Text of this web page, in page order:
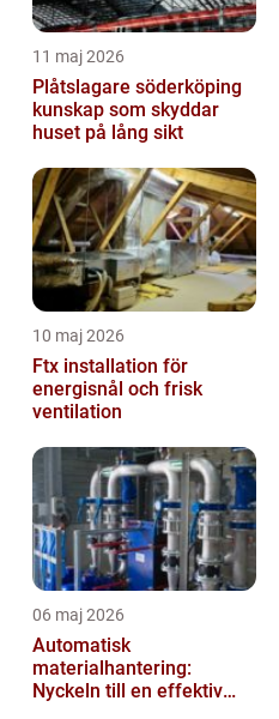
11 maj 2026
Plåtslagare söderköping
kunskap som skyddar
huset på lång sikt
10 maj 2026
Ftx installation för
energisnål och frisk
ventilation
06 maj 2026
Automatisk
materialhantering:
Nyckeln till en effektiv